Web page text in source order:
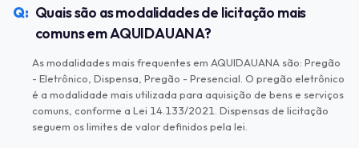
Quais são as modalidades de licitação mais
comuns em AQUIDAUANA?
As modalidades mais frequentes em AQUIDAUANA são: Pregão
- Eletrônico, Dispensa, Pregão - Presencial. O pregão eletrônico
é a modalidade mais utilizada para aquisição de bens e serviços
comuns, conforme a Lei 14.133/2021. Dispensas de licitação
seguem os limites de valor definidos pela lei.